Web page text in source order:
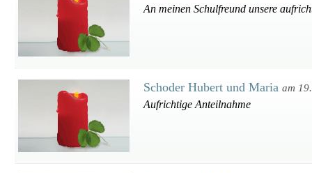
An meinen Schulfreund unsere
Schoder Hubert und Maria am
Aufrichtige Anteilnahme